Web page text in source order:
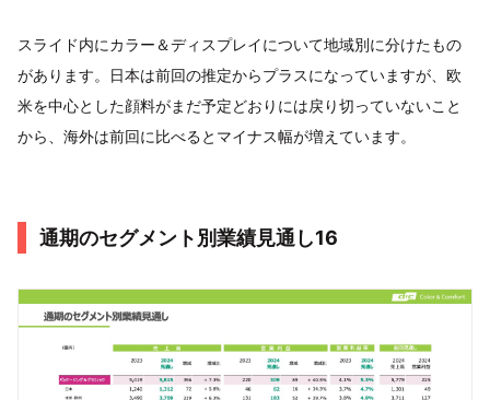
スライド内にカラー＆ディスプレイについて地域別に分けたもの
があります。日本は前回の推定からプラスになっていますが、欧
米を中心とした顔料がまだ予定どおりには戻り切っていないこと
から、海外は前回に比べるとマイナス幅が増えています。
通期のセグメント別業績見通し16